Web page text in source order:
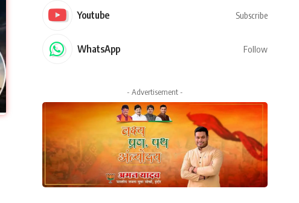
Youtube Subscribe
WhatsApp Follow
- Advertisement -